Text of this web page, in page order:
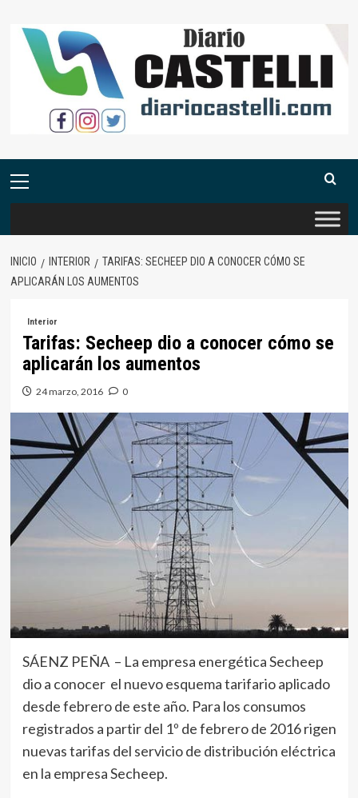
contenido
Menú
INICIO INTERIOR
TARIFAS: SECHEEP DIO A CONOCER CÓMO SE
APLICARÁN LOS AUMENTOS
Interior
Tarifas: Secheep dio a conocer cómo se
aplicarán los aumentos
24 marzo, 2016 0
SÁENZ PEÑA – La empresa energética Secheep
dio a conocer el nuevo esquema tarifario aplicado
desde febrero de este año. Para los consumos
registrados a partir del 1º de febrero de 2016 rigen
nuevas tarifas del servicio de distribución eléctrica
en la empresa Secheep.